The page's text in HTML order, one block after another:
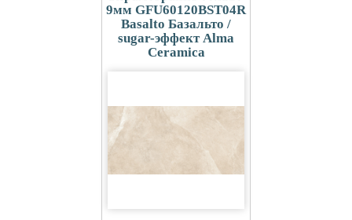
9мм GFU60120BST04R
Basalto Базальто /
sugar-эффект Alma
Ceramica